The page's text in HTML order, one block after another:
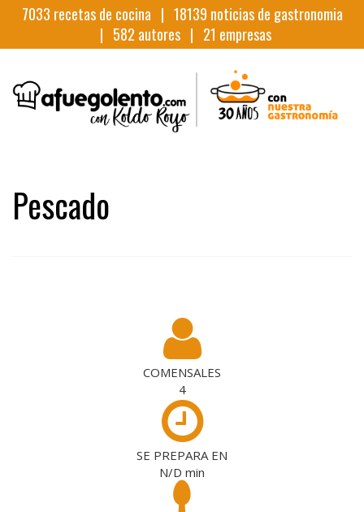
7033 recetas de cocina | 18139 noticias de gastronomia
| 582 autores | 21 empresas
Pescado
COMENSALES
4
SE PREPARA EN
N/D min